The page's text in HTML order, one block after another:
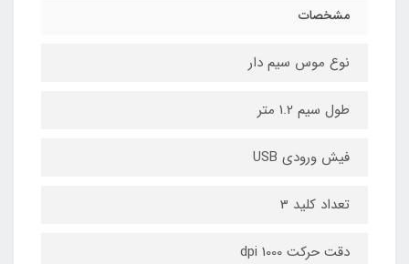
مشخصات
نوع موس سیم دار
طول سیم 1.2 متر
فیش ورودی USB
تعداد کلید 3
دقت حرکت 1000 dpi